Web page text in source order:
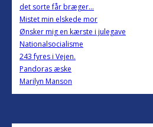
det sorte får bræger...
Mistet min elskede mor
Ønsker mig en kærste i julegave
Nationalsocialisme
243 fyres i Vejen.
Pandoras æske
Marilyn Manson